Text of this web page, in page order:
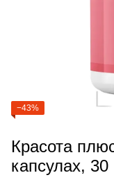
−43%
Красота
капсулах,